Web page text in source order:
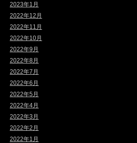
2023年1月
2022年12月
2022年11月
2022年10月
2022年9月
2022年8月
2022年7月
2022年6月
2022年5月
2022年4月
2022年3月
2022年2月
2022年1月